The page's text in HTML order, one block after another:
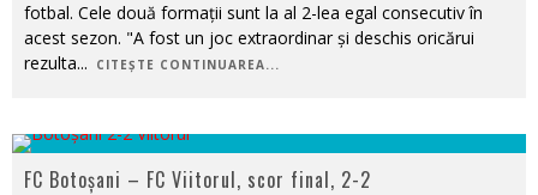
fotbal. Cele două formații sunt la al 2-lea egal consecutiv în
acest sezon. "A fost un joc extraordinar și deschis oricărui
rezulta... CITEȘTE CONTINUAREA...
FC Botoșani – FC Viitorul, scor final, 2-2